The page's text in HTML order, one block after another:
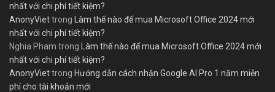
nhất với chi phí tiết kiệm?
AnonyViettrong
Làm thế nào để mua Microsoft Office 2024 mới
nhất với chi phí tiết kiệm?
Nghia Pham trong
Làm thế nào để mua Microsoft Office 2024 mới
nhất với chi phí tiết kiệm?
AnonyViettrong Hướng dẫn cách nhận Google AI Pro 1 năm miễn
phí cho tài khoản mới